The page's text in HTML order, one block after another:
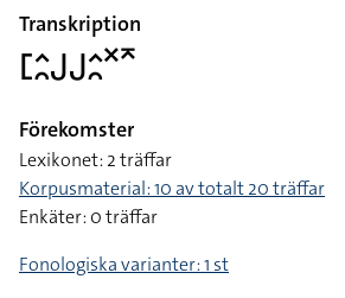
Transkription
􌤕􌤵􌥘􌤢􌤢􌤵􌥘􌦎􌥷
Förekomster
Lexikonet: 2 träffar
Korpusmaterial: 10 av totalt 20 träffar
Enkäter: 0 träffar
Fonologiska varianter: 1 st